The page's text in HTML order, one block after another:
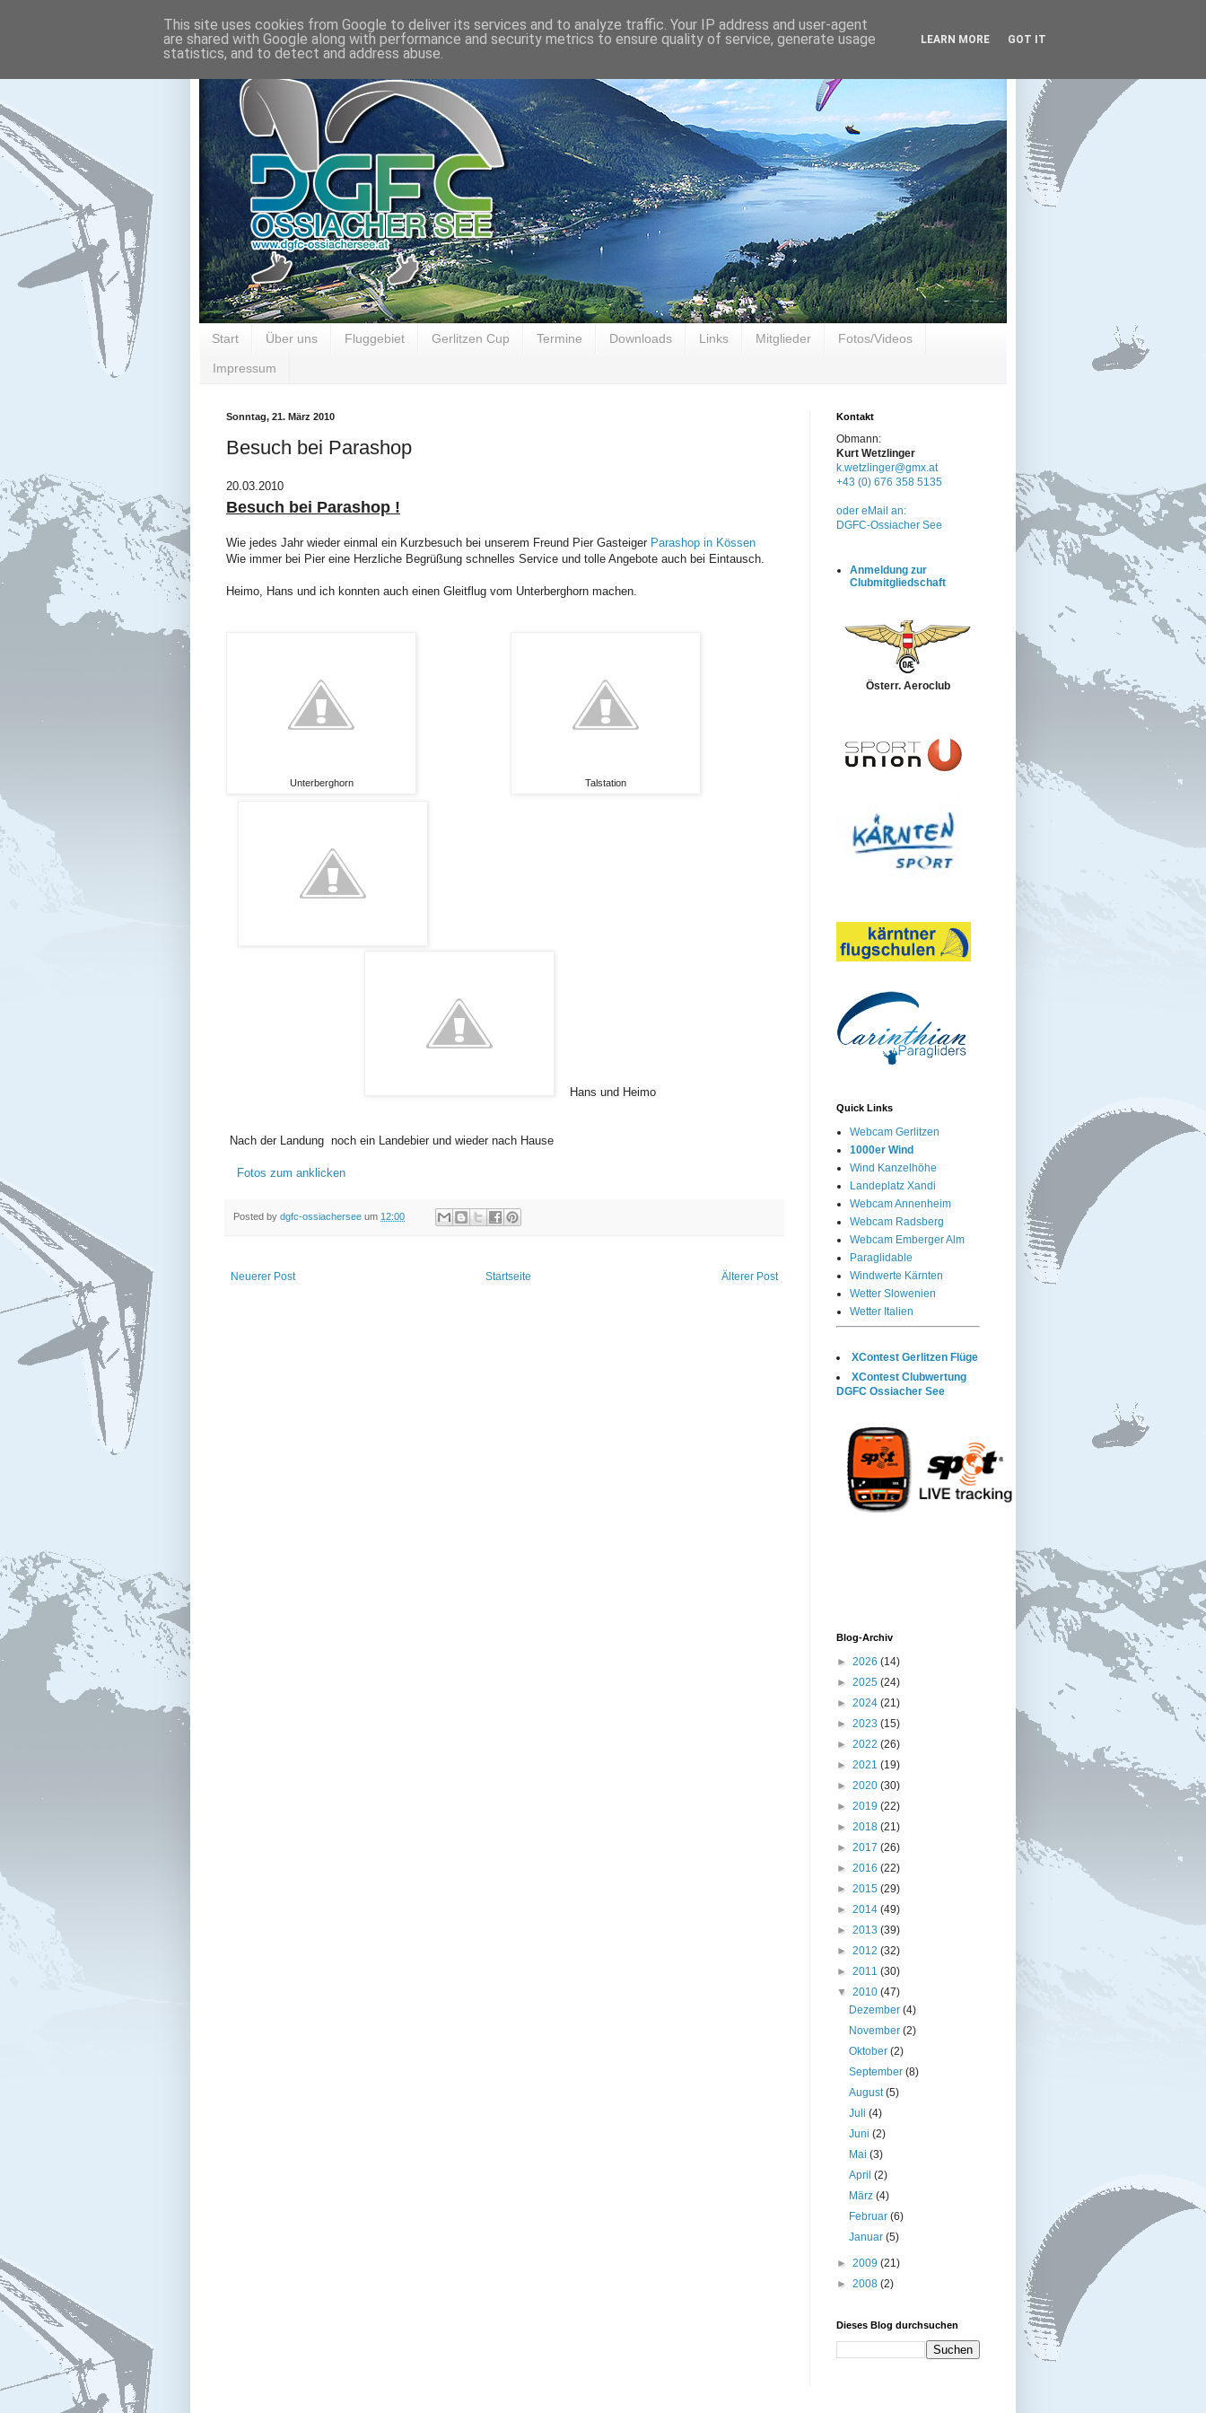
Start Über uns Fluggebiet Gerlitzen Cup Termine Downloads Links Mitglieder Fotos/Videos
Impressum
Sonntag, 21. März 2010
Besuch bei Parashop
20.03.2010
Besuch bei Parashop !
Wie jedes Jahr wieder einmal ein Kurzbesuch bei unserem Freund Pier Gasteiger Parashop in Kössen
Wie immer bei Pier eine Herzliche Begrüßung schnelles Service und tolle Angebote auch bei Eintausch.
Heimo, Hans und ich konnten auch einen Gleitflug vom Unterberghorn machen.
Unterberghorn Talstation
Hans und Heimo
Nach der Landung noch ein Landebier und wieder nach Hause
Fotos zum anklicken
Posted by dgfc-ossiachersee um 12:00
Neuerer Post Älterer Post
Startseite
Kontakt
Obmann:
Kurt Wetzlinger
k.wetzlinger@gmx.at
+43 (0) 676 358 5135
oder eMail an:
DGFC-Ossiacher See
Anmeldung zur
Clubmitgliedschaft
Österr. Aeroclub
Quick Links
Webcam Gerlitzen
1000er Wind
Wind Kanzelhöhe
Landeplatz Xandi
Webcam Annenheim
Webcam Radsberg
Webcam Emberger Alm
Paraglidable
Windwerte Kärnten
Wetter Slowenien
Wetter Italien
XContest Gerlitzen Flüge
XContest Clubwertung
DGFC Ossiacher See
Blog-Archiv
► 2026 (14)
► 2025 (24)
► 2024 (21)
► 2023 (15)
► 2022 (26)
► 2021 (19)
► 2020 (30)
► 2019 (22)
► 2018 (21)
► 2017 (26)
► 2016 (22)
► 2015 (29)
► 2014 (49)
► 2013 (39)
► 2012 (32)
► 2011 (30)
▼ 2010 (47)
Dezember(4)
November(2)
Oktober(2)
September(8)
August(5)
Juli(4)
Juni(2)
Mai(3)
April(2)
März(4)
Februar(6)
Januar(5)
► 2009 (21)
► 2008 (2)
Dieses Blog durchsuchen
This site uses cookies from Google to deliver its services and to analyze traffic. Your IP address and user-agent
are shared with Google along with performance and security metrics to ensure quality of service, generate usage
statistics, and to detect and address abuse.
LEARN MORE GOT IT